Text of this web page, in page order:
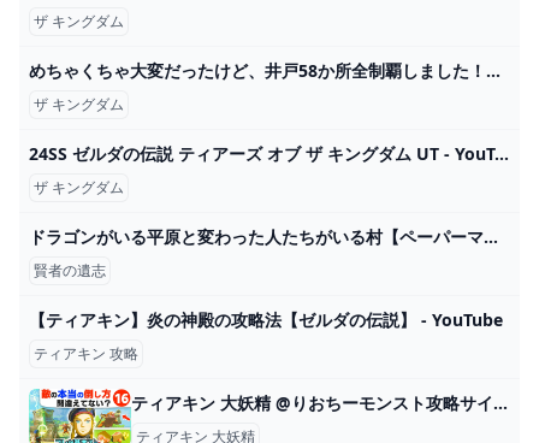
ザ キングダム
めちゃくちゃ大変だったけど、井戸58か所全制覇しました！！😭【ゼルダの伝説 ティアーズ オブ ザ キングダム】Part203 - YouTube
ザ キングダム
24SS ゼルダの伝説 ティアーズ オブ ザ キングダム UT - YouTube
ザ キングダム
ドラゴンがいる平原と変わった人たちがいる村【ペーパーマリオRPG リメイク Part5】【女性実況】 - YouTube
賢者の遺志
【ティアキン】炎の神殿の攻略法【ゼルダの伝説】 - YouTube
ティアキン 攻略
ティアキン 大妖精 @りおちーモンスト攻略サイト
ティアキン 大妖精